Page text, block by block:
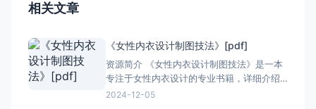
相关文章
《女性内衣设计制图技法》[pdf]
资源简介 《女性内衣设计制图技法》是一本
专注于女性内衣设计的专业书籍，详细介绍
了从基础结构到高级制图技巧的各个方面。
2024-12-05